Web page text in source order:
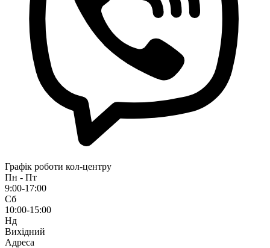
Графік роботи кол-центру
Пн - Пт
9:00-17:00
Сб
10:00-15:00
Нд
Вихідний
Адреса